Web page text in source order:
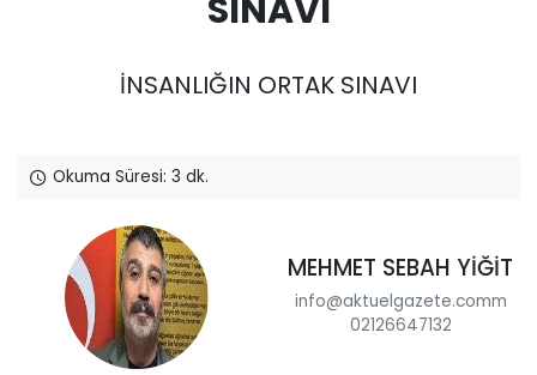
SINAVI
İNSANLIĞIN ORTAK SINAVI
Okuma Süresi: 3 dk.
MEHMET SEBAH YİĞİT
info@aktuelgazete.comm
02126647132